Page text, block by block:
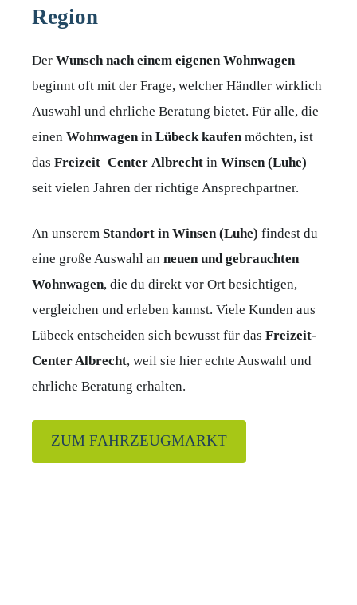
Region
Der Wunsch nach einem eigenen Wohnwagen
beginnt oft mit der Frage, welcher Händler wirklich
Auswahl und ehrliche Beratung bietet. Für alle, die
einen Wohnwagen in Lübeck kaufen möchten, ist
das Freizeit–Center Albrecht in Winsen (Luhe)
seit vielen Jahren der richtige Ansprechpartner.
An unserem Standort in Winsen (Luhe) findest du
eine große Auswahl an neuen und gebrauchten
Wohnwagen, die du direkt vor Ort besichtigen,
vergleichen und erleben kannst. Viele Kunden aus
Lübeck entscheiden sich bewusst für das Freizeit-
Center Albrecht, weil sie hier echte Auswahl und
ehrliche Beratung erhalten.
ZUM FAHRZEUGMARKT